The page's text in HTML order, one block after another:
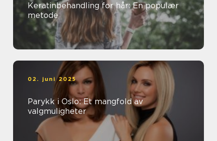
Keratinbehandling for hår: En populær
metode
02. juni 2025
Parykk i Oslo: Et mangfold av
valgmuligheter